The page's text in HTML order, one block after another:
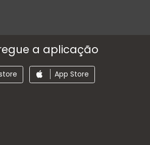
a aplicação
App Store